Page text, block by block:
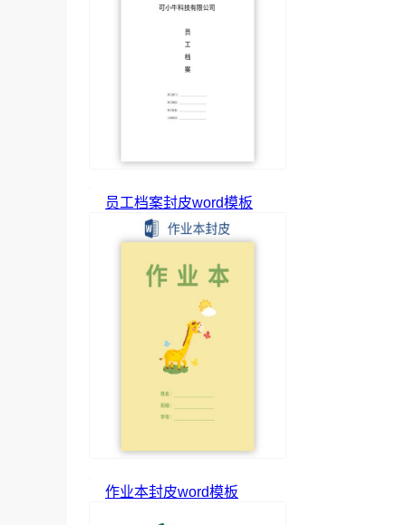
员工档案封皮word模板
作业本封皮word模板